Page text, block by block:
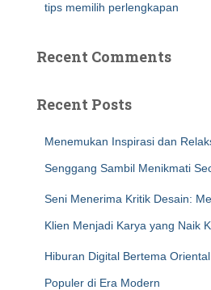
tips memilih perlengkapan
Recent Comments
Recent Posts
Menemukan Inspirasi dan
Senggang Sambil Menikmati
Seni Menerima Kritik Desain:
Klien Menjadi Karya yang Naik
Hiburan Digital Bertema
Populer di Era Modern